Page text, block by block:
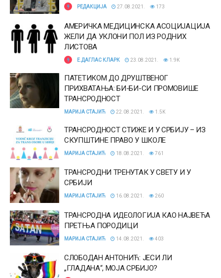
РЕДАКЦИЈА 27.08.2021. 173
АМЕРИЧКА МЕДИЦИНСКА АСОЦИЈАЦИЈА
ЖЕЛИ ДА УКЛОНИ ПОЛ ИЗ РОДНИХ
ЛИСТОВА
Е.ДАГЛАС КЛАРК 23.08.2021. 1.9K
ПАТЕТИКОМ ДО ДРУШТВЕНОГ
ПРИХВАТАЊА: БИ-БИ-СИ ПРОМОВИШЕ
ТРАНСРОДНОСТ
МАРИЈА СТАЈИЋ 22.08.2021. 1.5K
ТРАНСРОДНОСТ СТИЖЕ И У СРБИЈУ – ИЗ
СКУПШТИНЕ ПРАВО У ШКОЛЕ
МАРИЈА СТАЈИЋ 18.08.2021. 761
ТРАНСРОДНИ ТРЕНУТАК У СВЕТУ И У
СРБИЈИ
МАРИЈА СТАЈИЋ 16.08.2021. 260
ТРАНСРОДНА ИДЕОЛОГИЈА КАО НАЈВЕЋА
ПРЕТЊА ПОРОДИЦИ
МАРИЈА СТАЈИЋ 14.08.2021. 403
СЛОБОДАН АНТОНИЋ: ЈЕСИ ЛИ
„ГЛАДАНА“, МОЈА СРБИЈО?